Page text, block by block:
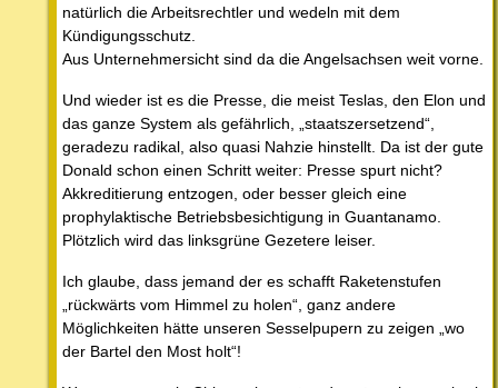
natürlich die Arbeitsrechtler und wedeln mit dem
Kündigungsschutz.
Aus Unternehmersicht sind da die Angelsachsen weit vorne.
Und wieder ist es die Presse, die meist Teslas, den Elon und
das ganze System als gefährlich, „staatszersetzend“,
geradezu radikal, also quasi Nahzie hinstellt. Da ist der gute
Donald schon einen Schritt weiter: Presse spurt nicht?
Akkreditierung entzogen, oder besser gleich eine
prophylaktische Betriebsbesichtigung in Guantanamo.
Plötzlich wird das linksgrüne Gezetere leiser.
Ich glaube, dass jemand der es schafft Raketenstufen
„rückwärts vom Himmel zu holen“, ganz andere
Möglichkeiten hätte unseren Sesselpupern zu zeigen „wo
der Bartel den Most holt“!